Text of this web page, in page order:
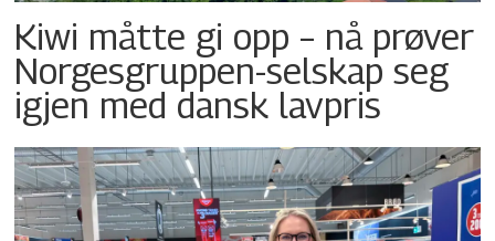
Kiwi måtte gi opp – nå prøver
Norgesgruppen-selskap seg
igjen med dansk lavpris